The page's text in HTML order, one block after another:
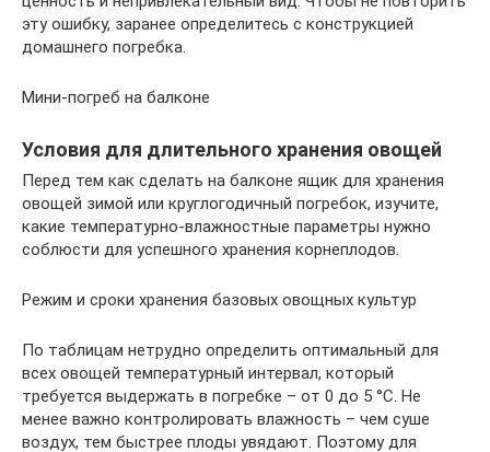
эту ошибку, заранее определитесь с конструкцией
домашнего погребка.
Мини-погреб на балконе
Условия для длительного хранения овощей
Перед тем как сделать на балконе ящик для хранения
овощей зимой или круглогодичный погребок, изучите,
какие температурно-влажностные параметры нужно
соблюсти для успешного хранения корнеплодов.
Режим и сроки хранения базовых овощных культур
По таблицам нетрудно определить оптимальный для
всех овощей температурный интервал, который
требуется выдержать в погребке – от 0 до 5 °C. Не
менее важно контролировать влажность – чем суше
воздух, тем быстрее плоды увядают. Поэтому для